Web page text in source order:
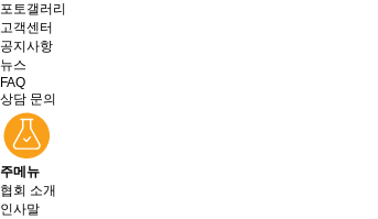
포토갤러리
고객센터
공지사항
뉴스
FAQ
상담 문의
주메뉴
협회 소개
인사말